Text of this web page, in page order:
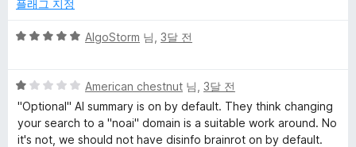
리
플래그 지정
5
점
에
5
점
AlgoStorm 님, 3달 전
5
점
만
점
American chestnut 님, 3달 전
"Optional" AI summary is on by default. They think changing
your search to a "noai" domain is a suitable work around. No
it's not, we should not have disinfo brainrot on by default.